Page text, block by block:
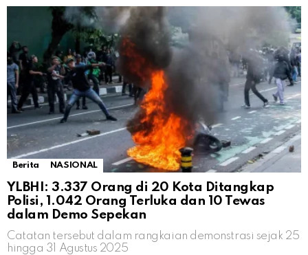
Berita NASIONAL
YLBHI: 3.337 Orang di 20 Kota Ditangkap
Polisi, 1.042 Orang Terluka dan 10 Tewas
dalam Demo Sepekan
Catatan tersebut dalam rangkaian demonstrasi sejak 25
hingga 31 Agustus 2025